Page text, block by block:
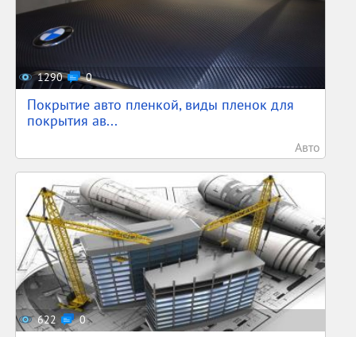
1290 0
Покрытие авто пленкой, виды пленок для
покрытия ав...
Авто
622 0